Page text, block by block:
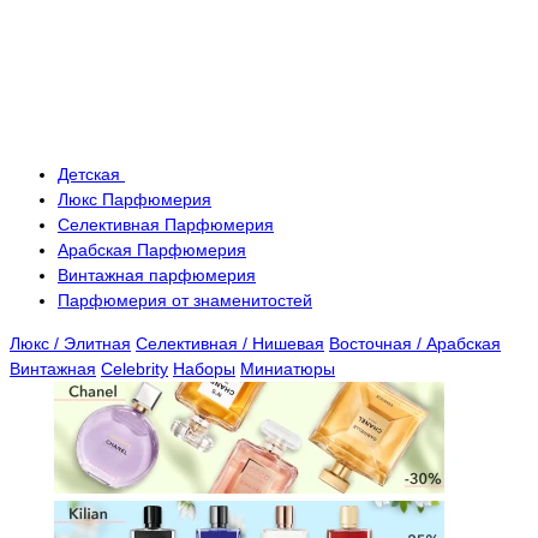
Детская
Люкс Парфюмерия
Селективная Парфюмерия
Арабская Парфюмерия
Винтажная парфюмерия
Парфюмерия от знаменитостей
Люкс / Элитная Селективная / Нишевая Восточная / Арабская
Винтажная Celebrity Наборы Миниатюры